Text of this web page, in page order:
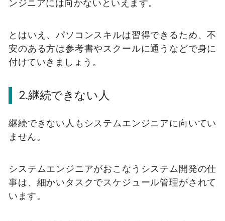
ンジニアには向かないといえます。
とはいえ、パソコンスキルは習得できるため、不
安のある方は参考書やスクールに通うなどで身に
付けていきましょう。
2.継続できない人
継続できない人もシステムエンジニアに向いてい
ません。
システムエンジニアがおこなうシステム開発の仕
事は、細かいタスクでスケジュール管理がされて
います。